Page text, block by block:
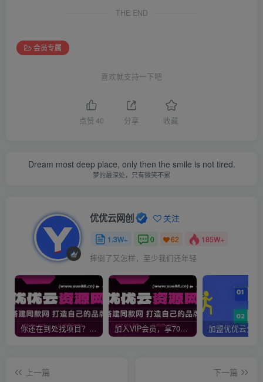
THE END
会员专属
喜欢就支持一下吧
点赞40 分享 收藏
Dream most deep place, only then the smile is not tired.
梦的最深处，只有微笑不累
优优云网创 关注
1.3W+ 0 62 185W+
摔倒了又怎样，至少我们还年轻
你还在到处找项目？还在当韭菜？我靠网创资源站一个月收入5万+，曾经我也是个失败者。 加入VIP会员，享70%的推广提成，免费学习多种网上创业课程，菜鸟秒变大神！
上一篇
下一篇